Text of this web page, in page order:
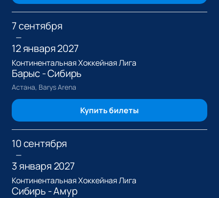
7 сентября
—
12 января 2027
Континентальная Хоккейная Лига
Барыс - Сибирь
Астана, Barys Arena
Купить билеты
10 сентября
—
3 января 2027
Континентальная Хоккейная Лига
Сибирь - Амур